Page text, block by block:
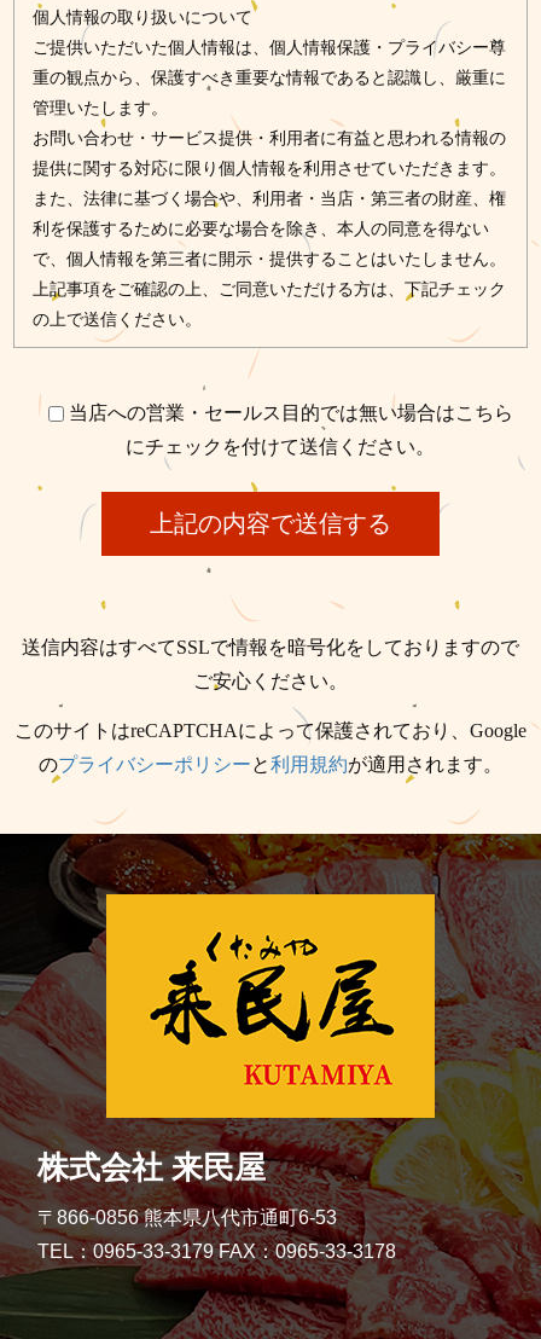
個人情報の取り扱いについて
ご提供いただいた個人情報は、個人情報保護・プライバシー尊
重の観点から、保護すべき重要な情報であると認識し、厳重に
管理いたします。
お問い合わせ・サービス提供・利用者に有益と思われる情報の
提供に関する対応に限り個人情報を利用させていただきます。
また、法律に基づく場合や、利用者・当店・第三者の財産、権
利を保護するために必要な場合を除き、本人の同意を得ない
で、個人情報を第三者に開示・提供することはいたしません。
上記事項をご確認の上、ご同意いただける方は、下記チェック
の上で送信ください。
当店への営業・セールス目的では無い場合はこちら
にチェックを付けて送信ください。
送信内容はすべてSSLで情報を暗号化をしておりますので
ご安心ください。
このサイトはreCAPTCHAによって保護されており、Google
のプライバシーポリシーと利用規約が適用されます。
株式会社 来民屋
〒866-0856 熊本県八代市通町6-53
TEL：0965-33-3179 FAX：0965-33-3178